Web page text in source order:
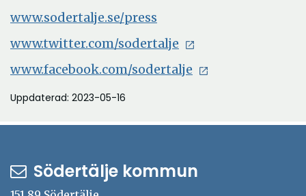
www.sodertalje.se/press
www.twitter.com/sodertalje
www.facebook.com/sodertalje
Uppdaterad: 2023-05-16
Södertälje kommun